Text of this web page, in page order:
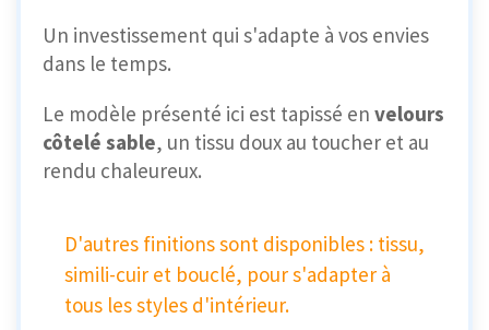
Un investissement qui s'adapte à vos envies
dans le temps.
Le modèle présenté ici est tapissé en velours
côtelé sable, un tissu doux au toucher et au
rendu chaleureux.
D'autres finitions sont disponibles : tissu,
simili-cuir et bouclé, pour s'adapter à
tous les styles d'intérieur.